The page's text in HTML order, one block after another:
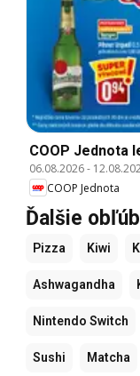
COOP Jednota
06.08.2026-
COOP Jednota
Ďalšie
Pizza Kiwi
Ashwagandha
Nintendo Switch
Sushi Matcha